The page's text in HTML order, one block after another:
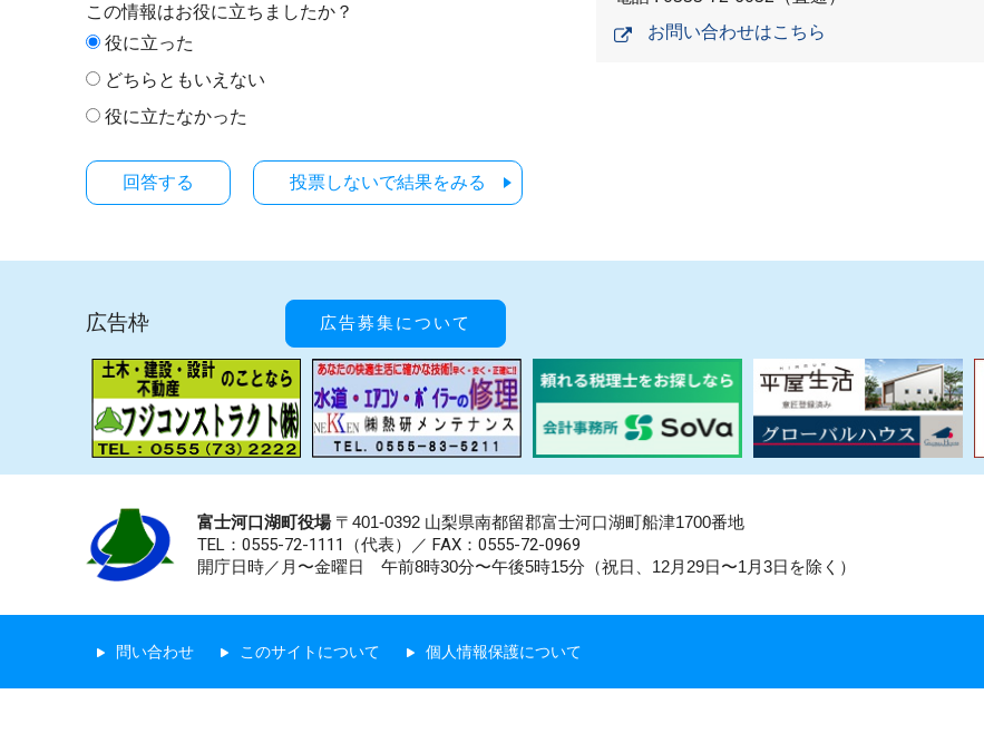
この情報はお役に立ちましたか？
役に立った
どちらともいえない
役に立たなかった
投票しないで結果をみる
お問い合わせはこちら
広告枠 広告募集について
富士河口湖町役場〒401-0392 山梨県南都留郡富士河口湖町船津1700番地
TEL：0555-72-1111 （代表）／ FAX：0555-72-0969
開庁日時／月〜金曜日 午前8時30分〜午後5時15分（祝日、12月29日〜1月3日を除く）
問い合わせ このサイトについて 個人情報保護について